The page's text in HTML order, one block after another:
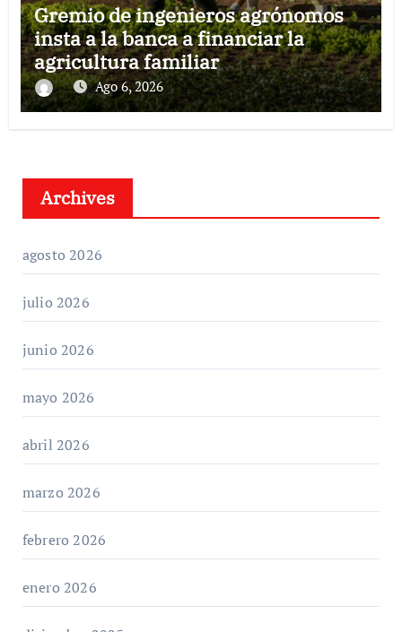
Gremio de ingenieros agrónomos
insta a la banca a financiar la
agricultura familiar
Ago 6, 2026
Archives
agosto 2026
julio 2026
junio 2026
mayo 2026
abril 2026
marzo 2026
febrero 2026
enero 2026